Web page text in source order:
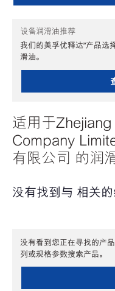
设备润滑油推荐
我们的美孚优释达℠产品选
滑油。
适用于
Company
有限公司 的润
没有找到与 相关
没有看到您正在寻找的产
列或规格参数搜索产品。